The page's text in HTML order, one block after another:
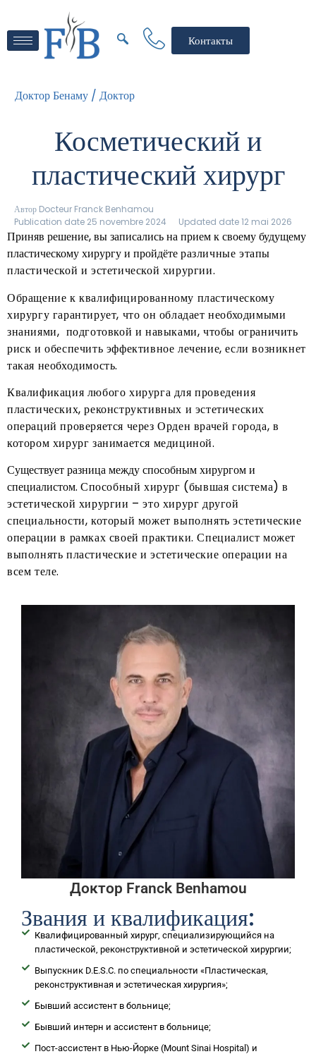
Контакты
Доктор Бенаму / Доктор
Косметический и
пластический хирург
Автор Docteur Franck Benhamou
Publication date 25 novembre 2024
Updated date 12 mai 2026
Приняв решение, вы записались на прием к своему будущему
пластическому хирургу и пройдётеразличные этапы
пластической и эстетической хирургии.
Обращение к квалифицированному пластическому
хирургу гарантирует, что он обладает необходимыми
знаниями, подготовкой и навыками, чтобы ограничить
риск и обеспечить эффективное лечение, если возникнет
такая необходимость.
Квалификация любого хирурга для проведения
пластических, реконструктивных и эстетических
операций проверяется через Орден врачей города, в
котором хирург занимается медициной.
Существует разница между способным хирургом и
специалистом. Способный хирург (бывшая система) в
эстетической хирургии – это хирург другой
специальности, который может выполнять эстетические
операции в рамках своей практики. Специалист может
выполнять пластические и эстетические операции на
всем теле.
Доктор Franck Benhamou
Звания и квалификация:
Квалифицированный хирург, специализирующийся на
пластической, реконструктивной и эстетической хирургии;
Выпускник D.E.S.C. по специальности «Пластическая,
реконструктивная и эстетическая хирургия»;
Бывший ассистент в больнице;
Бывший интерн и ассистент в больнице;
Пост-ассистент в Нью-Йорке (Mount Sinai Hospital) и